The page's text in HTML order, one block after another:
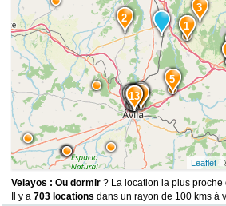
15
14
13
12
119
6
5
3
2
1
Leaflet|
Velayos : Ou dormir ? La location la plus
Il y a703 locations dans un rayon de 100 kms à